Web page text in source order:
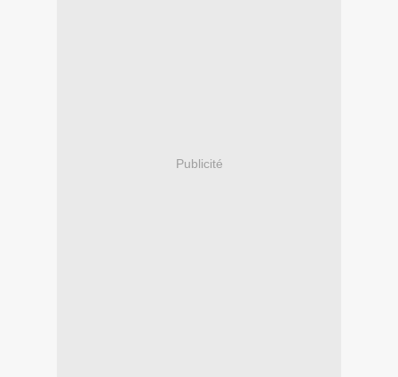
Publicité